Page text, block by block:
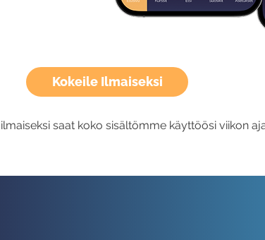
Kokeile Ilmaiseksi
saat koko sisältömme käyttöösi viikon